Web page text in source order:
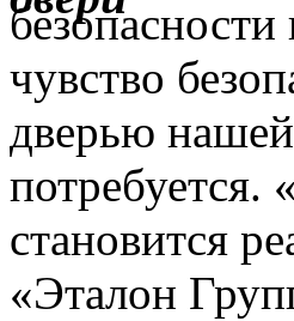
чувство
дверью
потребуется.
становится
«Эталон